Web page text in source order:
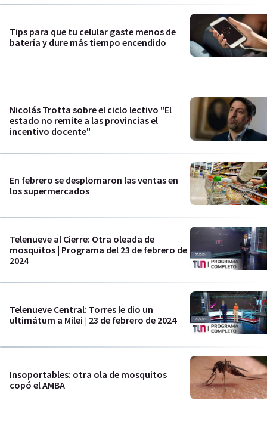
Tips para que tu celular gaste menos de
batería y dure más tiempo encendido
Nicolás Trotta sobre el ciclo lectivo "El
estado no remite a las provincias el
incentivo docente"
En febrero se desplomaron las ventas en
los supermercados
Telenueve al Cierre: Otra oleada de
mosquitos | Programa del 23 de febrero de
2024
Telenueve Central: Torres le dio un
ultimátum a Milei | 23 de febrero de 2024
Insoportables: otra ola de mosquitos
copó el AMBA